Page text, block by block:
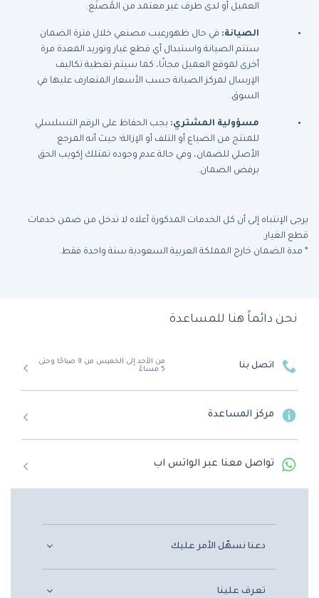
العميل أو لدى طرف غير معتمد من المُصنِّع.
الصيانة: في حال ظهورعيب مصنعي خلال فترة الضمان
ستتم الصيانة واستبدال أي قطع غيار وتوريد المعدة مرة
أخرى لموقع العميل مجانًا، كما سيتم تغطية تكاليف
الإرسال لمركز الصيانة حسب الأسعار المتعارف عليها في
السوق.
مسؤولية المشتري: يجب الحفاظ على الرقم التسلسلي
للمنتج من الضياع أو التلف أو الإزالة؛ حيث أنه المرجع
الأصلي للضمان، وفي حالة عدم وجوده تمتلك إكويب الحق
برفض الضمان.
يرجى الإنتباه إلى أن كل الخدمات المذكورة أعلاه لا تدخل من ضمن خدمات
قطع الغيار.
* مدة الضمان خارج المملكة العربية السعودية سنة واحدة فقط.
نحن دائماً هنا للمساعدة
اتصل بنا
من الأحد إلى الخميس من 9 صباحًا وحتى
5 مساءً
مركز المساعدة
تواصل معنا عبر الواتس اب
دعنا نسهّل الأمر عليك
تعرف علينا